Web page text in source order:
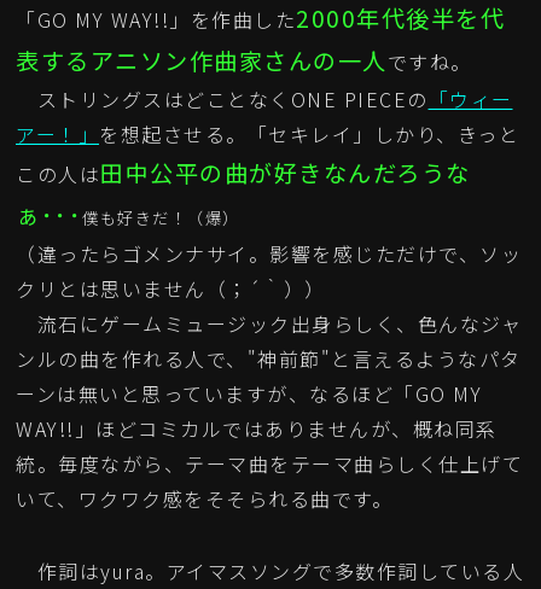
「GO MY WAY!!」を作曲した2000年代後半を代
表するアニソン作曲家さんの一人ですね。
ストリングスはどことなくONE PIECEの 「ウィー
アー！」 を想起させる。「セキレイ」しかり、きっと
この人は田中公平の曲が好きなんだろうな
ぁ･･･ 僕も好きだ！（爆）
（違ったらゴメンナサイ。影響を感じただけで、ソッ
クリとは思いません（；´｀））
流石にゲームミュージック出身らしく、色んなジャ
ンルの曲を作れる人で、"神前節"と言えるようなパタ
ーンは無いと思っていますが、なるほど「GO MY
WAY!!」ほどコミカルではありませんが、概ね同系
統。毎度ながら、テーマ曲をテーマ曲らしく仕上げて
いて、ワクワク感をそそられる曲です。
作詞はyura。アイマスソングで多数作詞している人